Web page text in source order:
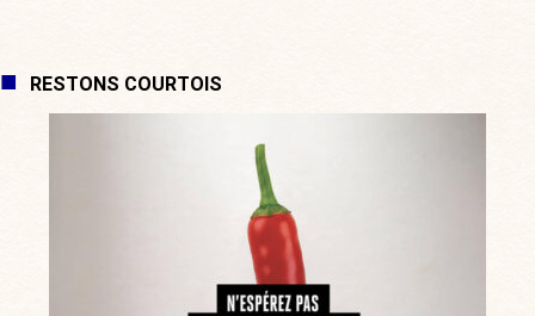
RESTONS COURTOIS